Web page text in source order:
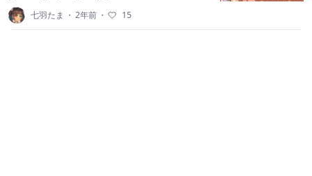
七羽たま ・ 2年前 ・ 15